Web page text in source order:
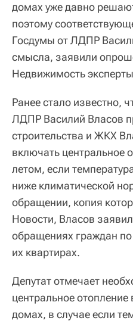
домах уже давно
поэтому
Госдумы от ЛДПР
смысла, заявили
Недвижимость
Ранее стало известно,
ЛДПР Василий Власов
строительства и ЖКХ
включать центральное
летом, если
ниже климатической
обращении, копия
Новости, Власов
обращениях граждан
их квартирах.
Депутат отмечает
центральное
домах, в случае если